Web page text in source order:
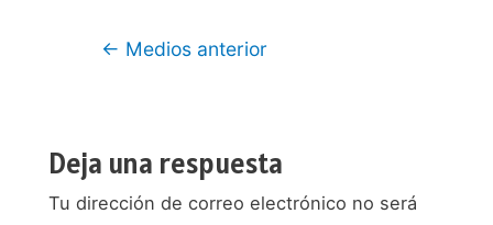
Navegación
← Medios anterior
Deja una respuesta
Tu dirección de correo electrónico no será